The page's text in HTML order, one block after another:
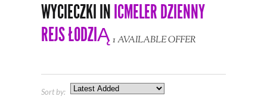
WYCIECZKI INICMELER DZIENNY
REJS ŁODZIĄ 1 AVAILABLE OFFER
Sort by: